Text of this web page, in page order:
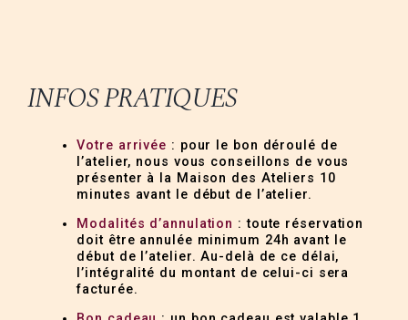
INFOS PRATIQUES
Votre arrivée : pour le bon déroulé de
l’atelier, nous vous conseillons de vous
présenter à la Maison des Ateliers 10
minutes avant le début de l’atelier.
Modalités d’annulation : toute réservation
doit être annulée minimum 24h avant le
début de l’atelier. Au-delà de ce délai,
l’intégralité du montant de celui-ci sera
facturée.